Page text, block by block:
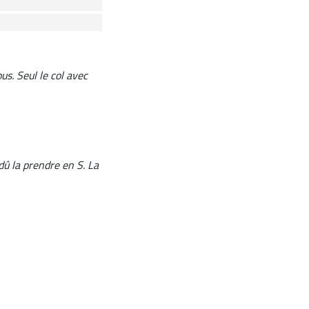
Seul le col avec
la prendre en S. La